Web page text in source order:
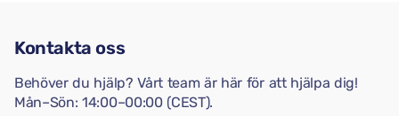
Kontakta oss
Behöver du hjälp? Vårt team är här för att hjälpa dig!
Mån–Sön: 14:00–00:00 (CEST).